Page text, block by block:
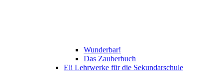
Wunderbar!
Das Zauberbuch
Eli Lehrwerke für die Sekundarschule